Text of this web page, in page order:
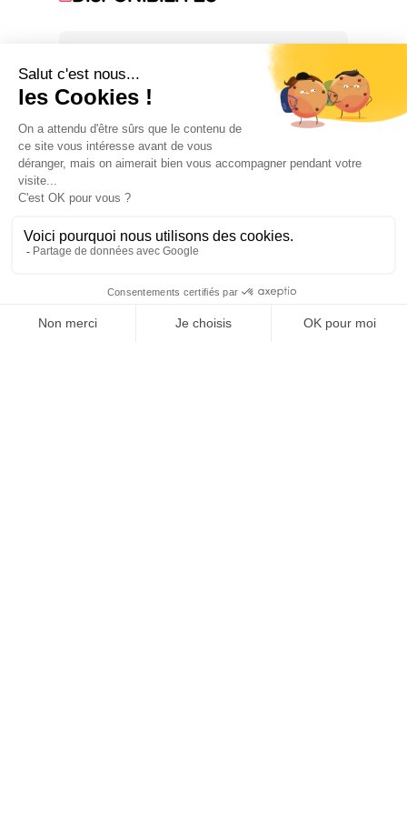
1 janvier 2026 → 31 décembre 2026
POUR PASSER LA NUIT
2chambre(s)
CONFORTS